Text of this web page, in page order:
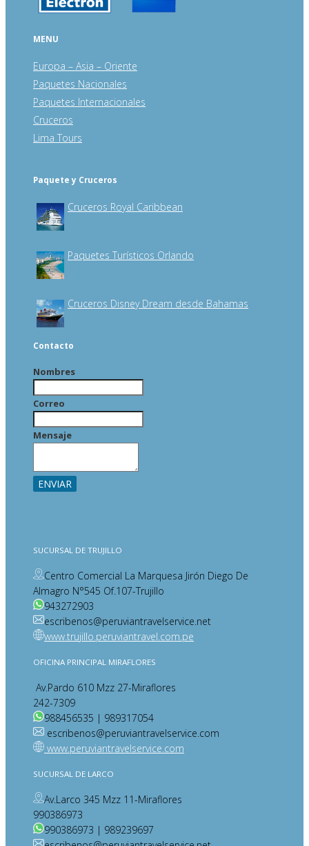
MENU
Europa – Asia – Oriente
Paquetes Nacionales
Paquetes Internacionales
Cruceros
Lima Tours
Paquete y Cruceros
Cruceros Royal Caribbean
Paquetes Turísticos Orlando
Cruceros Disney Dream desde Bahamas
Contacto
Nombres
Correo
Mensaje
SUCURSAL DE TRUJILLO
Centro Comercial La Marquesa Jirón Diego De
Almagro N°545 Of.107-Trujillo
943272903
escribenos@peruviantravelservice.net
www.trujillo.peruviantravel.com.pe
OFICINA PRINCIPAL MIRAFLORES
Av.Pardo 610 Mzz 27-Miraflores
242-7309
988456535 | 989317054
escribenos@peruviantravelservice.com
www.peruviantravelservice.com
SUCURSAL DE LARCO
Av.Larco 345 Mzz 11-Miraflores
990386973
990386973 | 989239697